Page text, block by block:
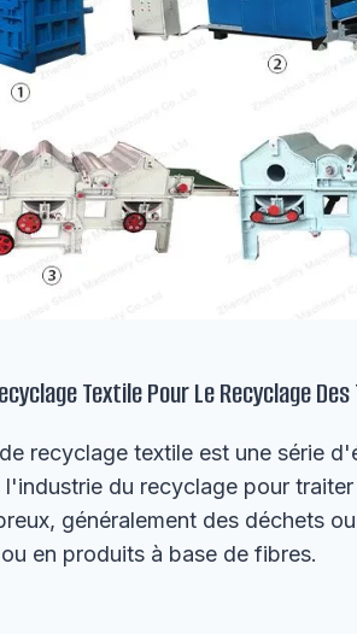
Textile Pour Le Recyclage
recyclage textile est une série
l'industrie du recyclage pour
généralement des déchets
en produits à base de fibres.